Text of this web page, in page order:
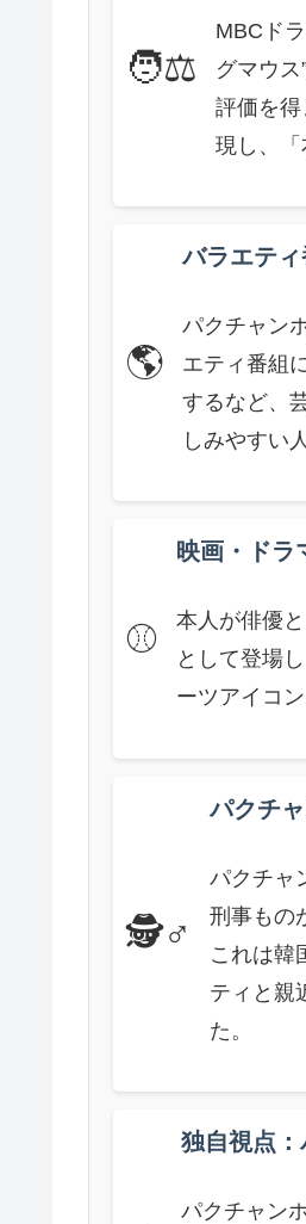
🧑⚖️
MBCド
グマウ
評価を
現し、「
🌎
バラエテ
パクチャン
エティ番組
するなど、
しみやすい
⚾
映画・ドラ
本人が俳優
として登場
ーツアイコ
🕵️♂️
パクチ
パクチャ
刑事もの
これは韓
ティと親
た。
独自視点
パクチャン